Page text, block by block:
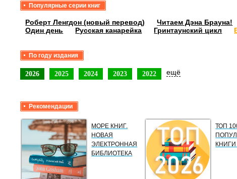
Популярные серии книг
Роберт Ленгдон (новый перевод) Читаем Дэна Брауна!
Один день
Русская канарейка Гринтаунский цикл
По году издания
2026 2025 2024 2023 2022 ещё
Рекомендации
МОРЕ КНИГ.
НОВАЯ
ЭЛЕКТРОННАЯ
БИБЛИОТЕКА
ТОП
КНИГИ